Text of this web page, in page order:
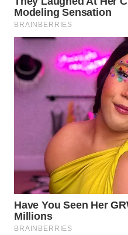
WN
DANAU
TOBA
WN
NIAS
LANGKAT
WN
TAPANULI
SELATAN
WN
TANJUNG
LESUNG